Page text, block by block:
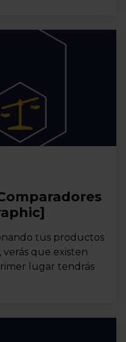
tus productos
que existen
lugar tendrás